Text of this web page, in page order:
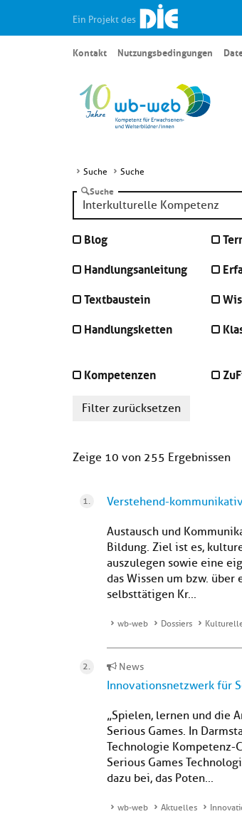
Ein Projekt des
Kontakt Nutzungsbedingungen
Suche Suche
Suche
Blog
Handlungsanleitung
Textbaustein
Handlungsketten
Kompetenzen
Filter zurücksetzen
Zeige 10 von 255 Ergebnissen
Verstehend-
Austausch und
Bildung. Ziel ist es,
auszulegen sowie eine
das Wissen um bzw. über
selbsttätigen Kr...
wb-web Dossiers
News
Innovationsnetzwerk für
„Spielen, lernen und die
Serious Games. In
Technologie Kompetenz-
Serious Games
dazu bei, das Poten...
wb-web Aktuelles